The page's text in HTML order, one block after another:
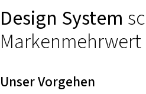
Design System
Markenmehrwert
Unser Vorgehen